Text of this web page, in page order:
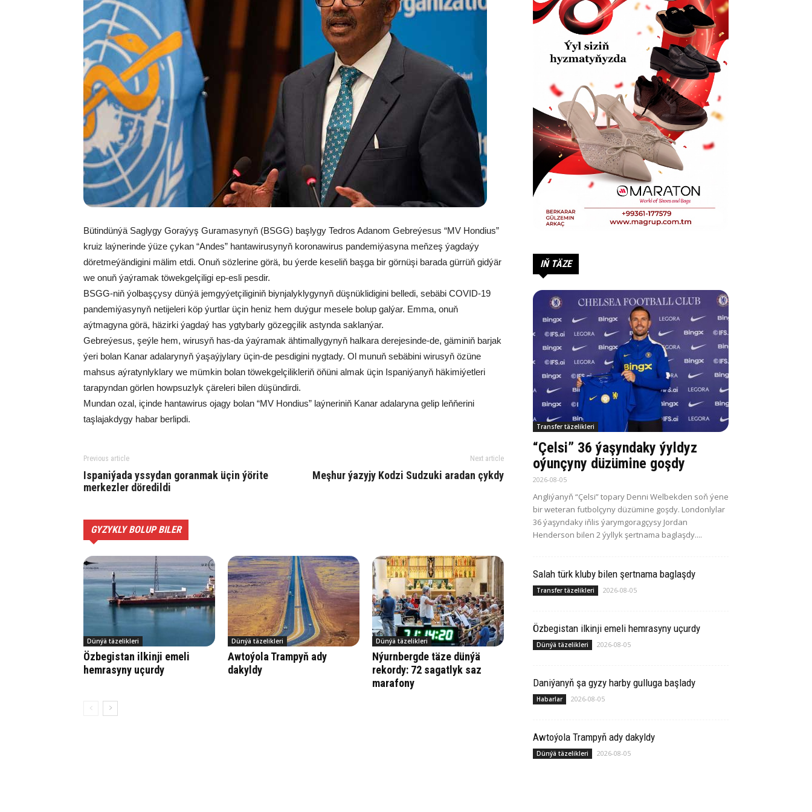
Bütindünýä Saglygy Goraýyş Guramasynyň (BSGG) başlygy Tedros Adanom Gebreýesus “MV Hondius”
kruiz laýnerinde ýüze çykan “Andes” hantawirusynyň koronawirus pandemiýasyna meňzeş ýagdaýy
döretmeýändigini mälim etdi. Onuň sözlerine görä, bu ýerde keseliň başga bir görnüşi barada gürrüň gidýär
we onuň ýaýramak töwekgelçiligi ep-esli pesdir.
BSGG-niň ýolbaşçysy dünýä jemgyýetçiliginiň biynjalyklygynyň düşnüklidigini belledi, sebäbi COVID-19
pandemiýasynyň netijeleri köp ýurtlar üçin heniz hem duýgur mesele bolup galýar. Emma, onuň
aýtmagyna görä, häzirki ýagdaý has ygtybarly gözegçilik astynda saklanýar.
Gebreýesus, şeýle hem, wirusyň has-da ýaýramak ähtimallygynyň halkara derejesinde-de, gäminiň barjak
ýeri bolan Kanar adalarynyň ýaşaýjylary üçin-de pesdigini nygtady. Ol munuň sebäbini wirusyň özüne
mahsus aýratynlyklary we mümkin bolan töwekgelçilikleriň öňüni almak üçin Ispaniýanyň häkimiýetleri
tarapyndan görlen howpsuzlyk çäreleri bilen düşündirdi.
Mundan ozal, içinde hantawirus ojagy bolan “MV Hondius” laýneriniň Kanar adalaryna gelip leňňerini
taşlajakdygy habar berlipdi.
Previous article
Ispaniýada yssydan goranmak üçin ýörite
merkezler döredildi
Next article
Meşhur ýazyjy Kodzi Sudzuki aradan çykdy
GYZYKLY BOLUP BILER
Dünýä täzelikleri
Özbegistan ilkinji emeli
hemrasyny uçurdy
Dünýä täzelikleri
Awtoýola Trampyň ady
dakyldy
Dünýä täzelikleri
Nýurnbergde täze dünýä
rekordy: 72 sagatlyk saz
marafony
IŇ TÄZE
Transfer täzelikleri
“Çelsi” 36 ýaşyndaky ýyldyz
oýunçyny düzümine goşdy
2026-08-05
Angliýanyň “Çelsi” topary Denni Welbekden soň ýene
bir weteran futbolçyny düzümine goşdy. Londonlylar
36 ýaşyndaky iňlis ýarymgoragçysy Jordan
Henderson bilen 2 ýyllyk şertnama baglaşdy....
Salah türk kluby bilen şertnama baglaşdy
Transfer täzelikleri 2026-08-05
Özbegistan ilkinji emeli hemrasyny uçurdy
Dünýä täzelikleri 2026-08-05
Daniýanyň şa gyzy harby gulluga başlady
Habarlar 2026-08-05
Awtoýola Trampyň ady dakyldy
Dünýä täzelikleri 2026-08-05